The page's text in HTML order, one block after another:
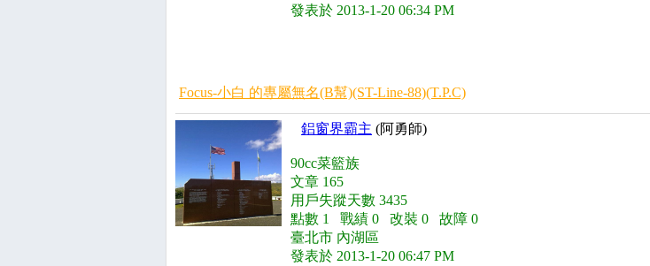
發表於 2013-1-20 06:34 PM
Focus-小白 的專屬無名(B幫)(ST-Line-88)(T.P.C)
鋁窗界霸主 (阿勇師)
90cc菜籃族
文章 165
用戶失蹤天數 3435
點數 1 戰績 0 改裝 0 故障 0
臺北市 內湖區
發表於 2013-1-20 06:47 PM